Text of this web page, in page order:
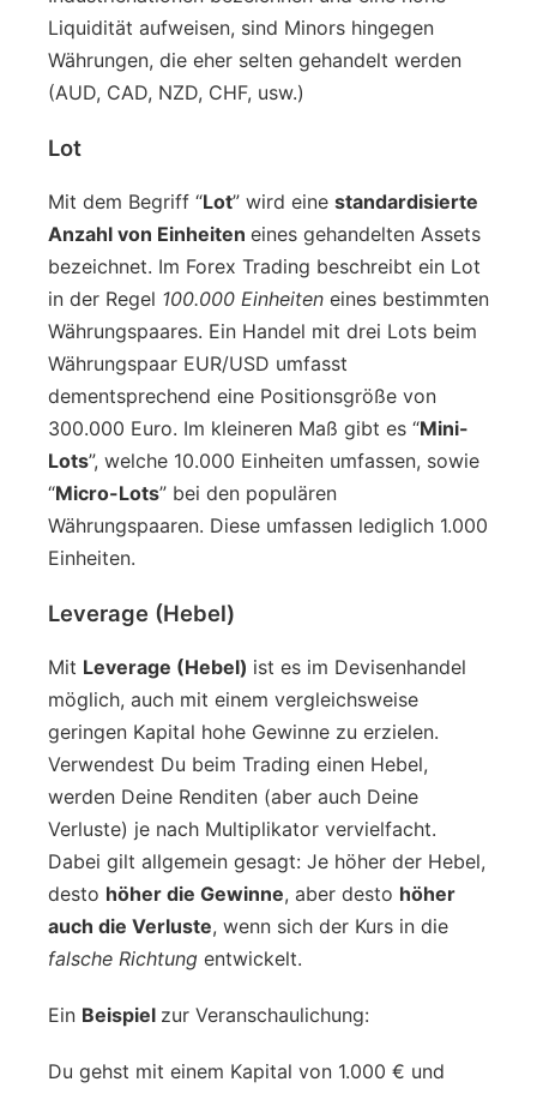
Liquidität aufweisen, sind Minors hingegen
Währungen, die eher selten gehandelt werden
(AUD, CAD, NZD, CHF, usw.)
Lot
Mit dem Begriff “Lot” wird eine standardisierte
Anzahl von Einheiten eines gehandelten Assets
bezeichnet. Im Forex Trading beschreibt ein Lot
in der Regel 100.000 Einheiten eines bestimmten
Währungspaares. Ein Handel mit drei Lots beim
Währungspaar EUR/USD umfasst
dementsprechend eine Positionsgröße von
300.000 Euro. Im kleineren Maß gibt es “Mini-
Lots”, welche 10.000 Einheiten umfassen, sowie
“Micro-Lots” bei den populären
Währungspaaren. Diese umfassen lediglich 1.000
Einheiten.
Leverage (Hebel)
Mit Leverage (Hebel) ist es im Devisenhandel
möglich, auch mit einem vergleichsweise
geringen Kapital hohe Gewinne zu erzielen.
Verwendest Du beim Trading einen Hebel,
werden Deine Renditen (aber auch Deine
Verluste) je nach Multiplikator vervielfacht.
Dabei gilt allgemein gesagt: Je höher der Hebel,
desto höher die Gewinne, aber desto höher
auch die Verluste, wenn sich der Kurs in die
falsche Richtung entwickelt.
Ein Beispiel zur Veranschaulichung:
Du gehst mit einem Kapital von 1.000 € und